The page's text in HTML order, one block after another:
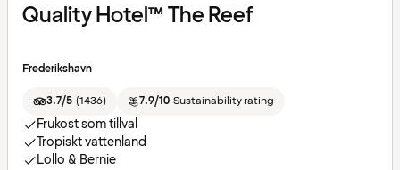
Quality Hotel™ The Reef
Frederikshavn
3.7/5 (1436) 7.9/10 Sustainability rating
Frukost som tillval
Tropiskt vattenland
Lollo & Bernie